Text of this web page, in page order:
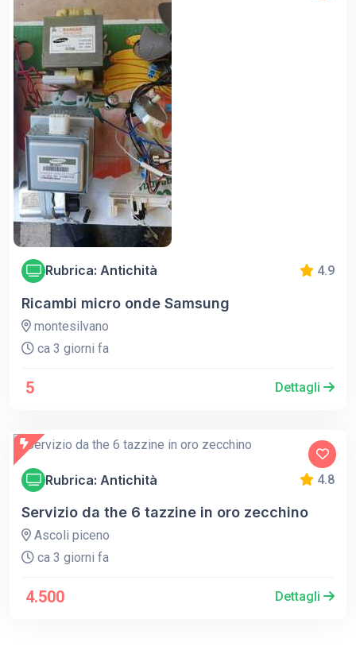
Rubrica: Antichità 4.9
Ricambi micro onde Samsung
montesilvano
ca 3 giorni fa
5 Dettagli
Rubrica: Antichità 4.8
Servizio da the 6 tazzine in oro zecchino
Ascoli piceno
ca 3 giorni fa
4.500 Dettagli